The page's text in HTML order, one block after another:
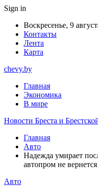
Sign in
Воскресенье, 9
Контакты
Лента
Карта
chevy.by
Главная
Экономика
В мире
Новости Бреста и
Главная
Авто
Надежда умирает
автопром не
Авто